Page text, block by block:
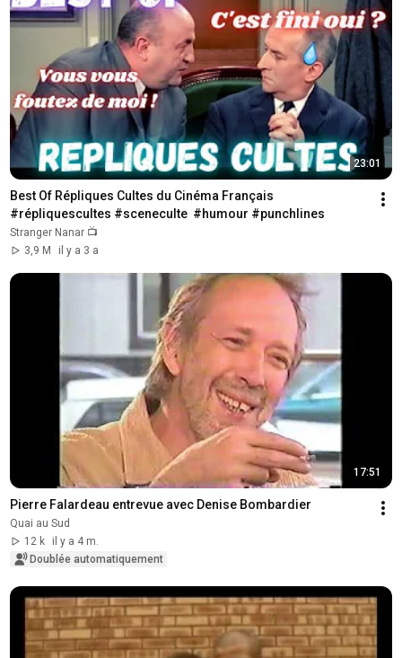
23:01
Best Of Répliques Cultes du Cinéma Français
#répliquescultes #sceneculte  #humour #punchlines
Stranger Nanar 📺
3,9 M
il y a 3 a
17:51
Pierre Falardeau entrevue avec Denise Bombardier
Quai au Sud
12 k
il y a 4 m.
Doublée automatiquement